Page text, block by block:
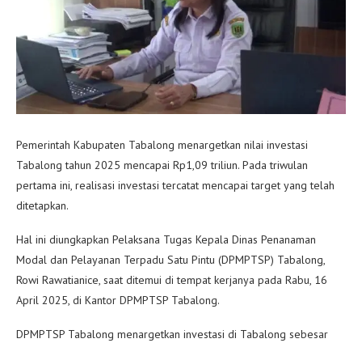
Pemerintah Kabupaten Tabalong menargetkan nilai investasi
Tabalong tahun 2025 mencapai Rp1,09 triliun. Pada triwulan
pertama ini, realisasi investasi tercatat mencapai target yang telah
ditetapkan.
Hal ini diungkapkan Pelaksana Tugas Kepala Dinas Penanaman
Modal dan Pelayanan Terpadu Satu Pintu (DPMPTSP) Tabalong,
Rowi Rawatianice, saat ditemui di tempat kerjanya pada Rabu, 16
April 2025, di Kantor DPMPTSP Tabalong.
DPMPTSP Tabalong menargetkan investasi di Tabalong sebesar